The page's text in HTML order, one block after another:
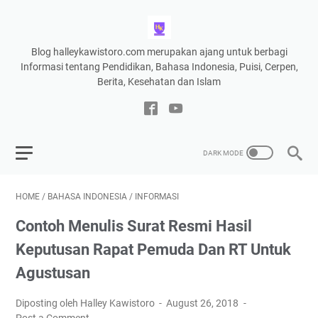
Blog halleykawistoro.com merupakan ajang untuk berbagi
Informasi tentang Pendidikan, Bahasa Indonesia, Puisi, Cerpen,
Berita, Kesehatan dan Islam
HOME / BAHASA INDONESIA / INFORMASI
Contoh Menulis Surat Resmi Hasil
Keputusan Rapat Pemuda Dan RT Untuk
Agustusan
Diposting oleh Halley Kawistoro
August 26, 2018